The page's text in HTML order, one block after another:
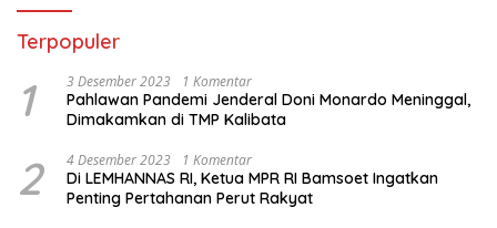
Terpopuler
1 3 Desember 2023 1 Komentar
Pahlawan Pandemi Jenderal Doni Monardo Meninggal,
Dimakamkan di TMP Kalibata
2 4 Desember 2023 1 Komentar
Di LEMHANNAS RI, Ketua MPR RI Bamsoet Ingatkan
Penting Pertahanan Perut Rakyat